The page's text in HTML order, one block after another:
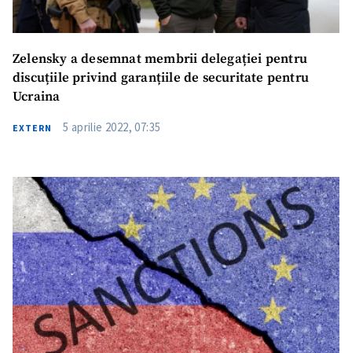
Zelensky a desemnat membrii delegației pentru
discuțiile privind garanțiile de securitate pentru
Ucraina
EXTERN 5 aprilie 2022, 07:35